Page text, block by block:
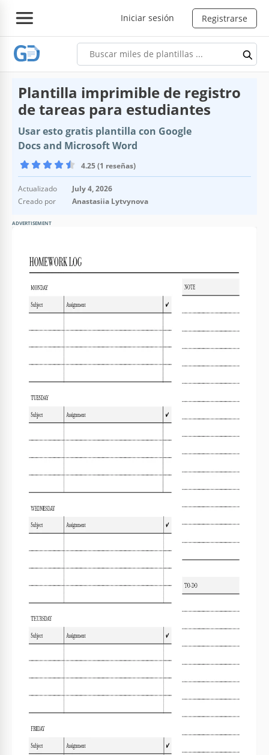
Iniciar sesión Registrarse
Plantilla imprimible de registro
de tareas para estudiantes
Usar esto gratis plantilla con Google
Docs and Microsoft Word
4.25 (1 reseñas)
Actualizado
July 4, 2026
Creado por
Anastasiia Lytvynova
ADVERTISEMENT